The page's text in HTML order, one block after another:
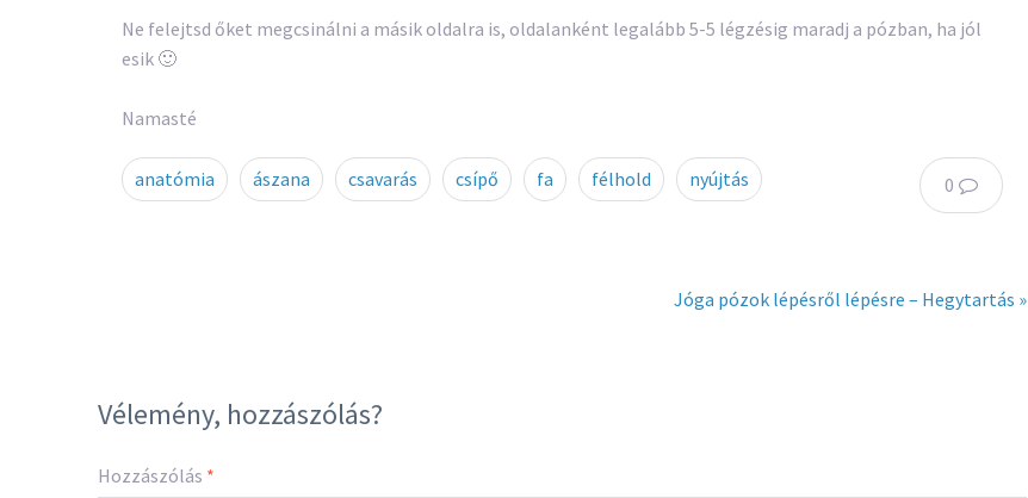
Ne felejtsd őket megcsinálni a másik oldalra is, oldalanként legalább 5-5 légzésig maradj a pózban, ha jól
esik 🙂
Namasté
0
anatómia ászana csavarás csípő fa félhold nyújtás
Jóga pózok lépésről lépésre – Hegytartás »
Vélemény, hozzászólás?
Hozzászólás *